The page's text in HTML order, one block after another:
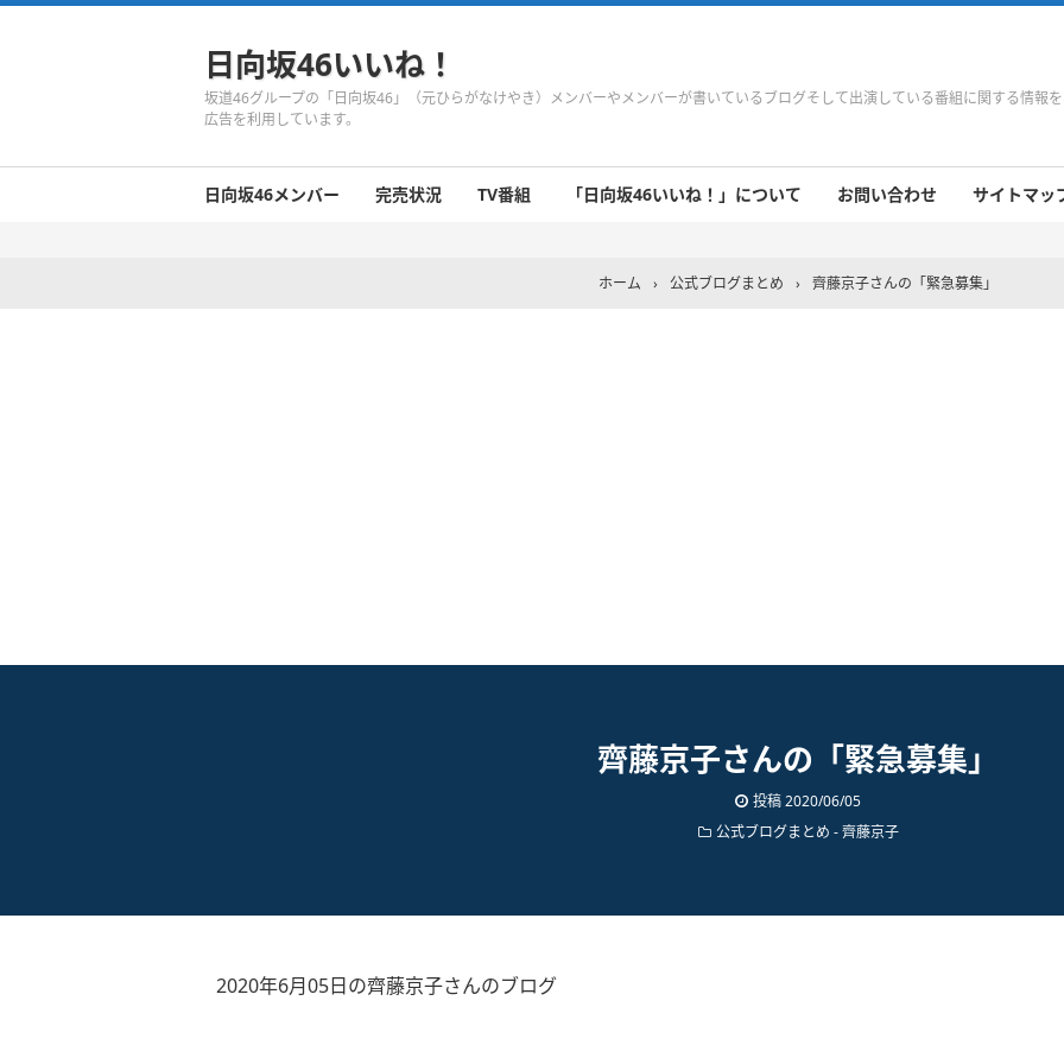
日向坂46いいね！
坂道46グループの「日向坂46」（元ひらがなけやき）メンバーやメンバーが書いているブログそして出演している番組に関する情報
広告を利用しています。
日向坂46メンバー 完売状況 TV番組 「日向坂46いいね！」について お問い合わせ サイトマッ
ホーム › 公式ブログまとめ › 齊藤京子さんの「緊急募集」
齊藤京子さんの「緊急募集」
投稿2020/06/05
公式ブログまとめ -齊藤京子
2020年6月05日の齊藤京子さんのブログ